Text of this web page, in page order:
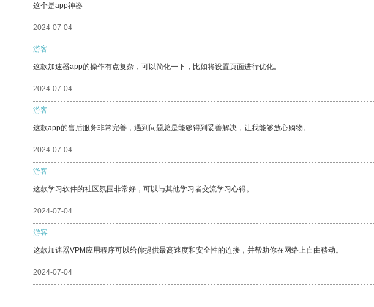
这个是app神器
2024-07-04
游客
这款加速器app的操作有点复杂，可以简化一下，比如将设置页面进行优化。
2024-07-04
游客
这款app的售后服务非常完善，遇到问题总是能够得到妥善解决，让我能够放心购物。
2024-07-04
游客
这款学习软件的社区氛围非常好，可以与其他学习者交流学习心得。
2024-07-04
游客
这款加速器VPM应用程序可以给你提供最高速度和安全性的连接，并帮助你在网络上自由移动。
2024-07-04